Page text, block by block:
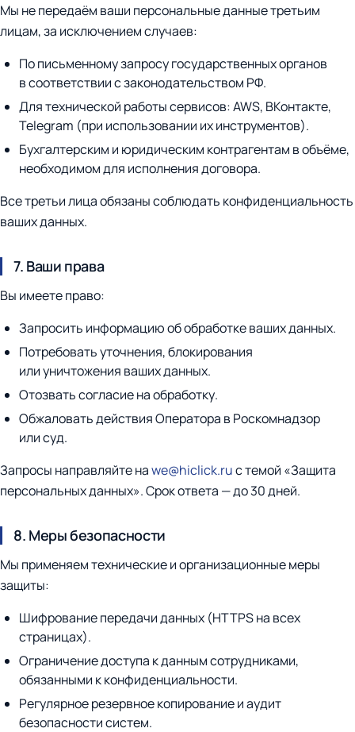
Мы не передаём ваши персональные данные третьим
лицам, за исключением случаев:
По письменному запросу государственных органов
в соответствии с законодательством РФ.
Для технической работы сервисов: AWS, ВКонтакте,
Telegram (при использовании их инструментов).
Бухгалтерским и юридическим контрагентам в объёме,
необходимом для исполнения договора.
Все третьи лица обязаны соблюдать конфиденциальность
ваших данных.
7. Ваши права
Вы имеете право:
Запросить информацию об обработке ваших данных.
Потребовать уточнения, блокирования
или уничтожения ваших данных.
Отозвать согласие на обработку.
Обжаловать действия Оператора в Роскомнадзор
или суд.
Запросы направляйте наwe@hiclick.ruс темой «Защита
персональных данных». Срок ответа — до 30 дней.
8. Меры безопасности
Мы применяем технические и организационные меры
защиты:
Шифрование передачи данных (HTTPS на всех
страницах).
Ограничение доступа к данным сотрудниками,
обязанными к конфиденциальности.
Регулярное резервное копирование и аудит
безопасности систем.